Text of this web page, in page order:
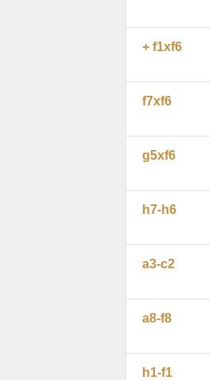
+ f1xf6
f7xf6
g5xf6
h7-h6
a3-c2
a8-f8
h1-f1